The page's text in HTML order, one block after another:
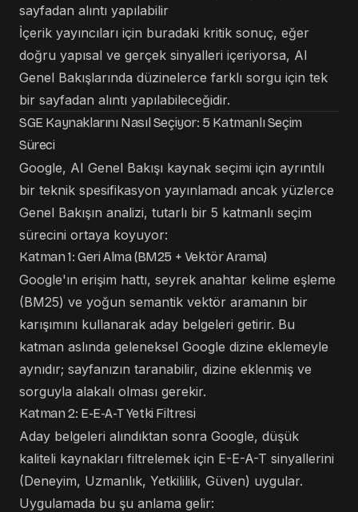
sayfadan alıntı yapılabilir
İçerik yayıncıları için buradaki kritik sonuç, eğer
doğru yapısal ve gerçek sinyalleri içeriyorsa, AI
Genel Bakışlarında düzinelerce farklı sorgu için tek
bir sayfadan alıntı yapılabileceğidir.
SGE Kaynaklarını Nasıl Seçiyor: 5 Katmanlı Seçim
Süreci
Google, AI Genel Bakışı kaynak seçimi için ayrıntılı
bir teknik spesifikasyon yayınlamadı ancak yüzlerce
Genel Bakışın analizi, tutarlı bir 5 katmanlı seçim
sürecini ortaya koyuyor:
Katman 1: Geri Alma (BM25 + Vektör Arama)
Google'ın erişim hattı, seyrek anahtar kelime eşleme
(BM25) ve yoğun semantik vektör aramanın bir
karışımını kullanarak aday belgeleri getirir. Bu
katman aslında geleneksel Google dizine eklemeyle
aynıdır; sayfanızın taranabilir, dizine eklenmiş ve
sorguyla alakalı olması gerekir.
Katman 2: E-E-A-T Yetki Filtresi
Aday belgeleri alındıktan sonra Google, düşük
kaliteli kaynakları filtrelemek için E-E-A-T sinyallerini
(Deneyim, Uzmanlık, Yetkililik, Güven) uygular.
Uygulamada bu şu anlama gelir: